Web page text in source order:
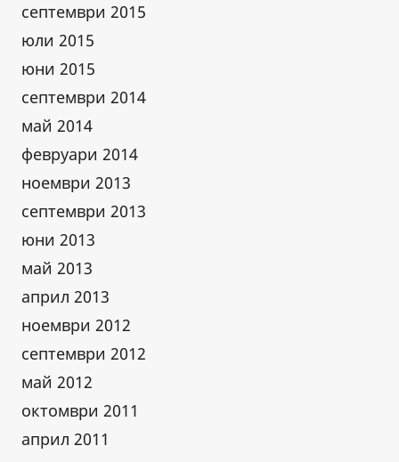
септември 2015
юли 2015
юни 2015
септември 2014
май 2014
февруари 2014
ноември 2013
септември 2013
юни 2013
май 2013
април 2013
ноември 2012
септември 2012
май 2012
октомври 2011
април 2011